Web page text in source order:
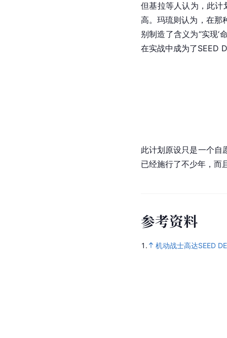
但基拉等人认为，此计
高。玛琉则认为，在那
别制造了含义为“实现‘
在实战中成为了SEED
此计划原设只是一个自
已经施行了不少年，而
参考资料
1. 机动战士高达SEED